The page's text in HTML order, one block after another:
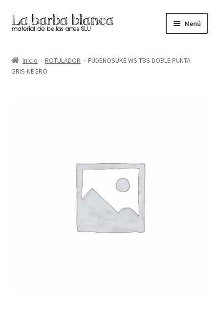
Ir
a
navegación
Ir
al
Menú
Carrito
Inicio ROTULADOR
FUDENOSUKE WS-TBS DOBLE PUNTA
GRIS-NEGRO